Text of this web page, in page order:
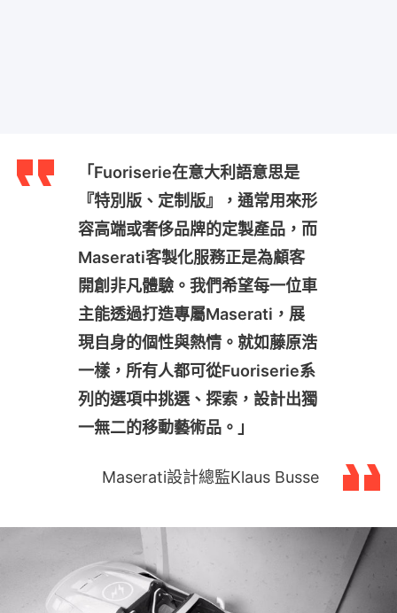
「Fuoriserie在意大利語意思是
『特別版、定制版』，通常用來形
容高端或奢侈品牌的定製產品，而
Maserati客製化服務正是為顧客
開創非凡體驗。我們希望每一位車
主能透過打造專屬Maserati，展
現自身的個性與熱情。就如藤原浩
一樣，所有人都可從Fuoriserie系
列的選項中挑選、探索，設計出獨
一無二的移動藝術品。」
Maserati設計總監Klaus Busse